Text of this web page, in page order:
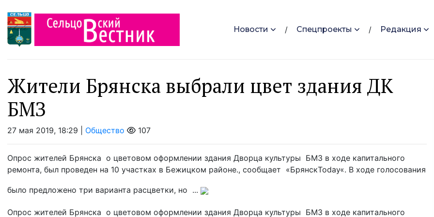
Новости Спецпроекты Редакция
Жители Брянска выбрали цвет здания ДК
БМЗ
27 мая 2019, 18:29 | Общество 107
Опрос жителей Брянска о цветовом оформлении здания Дворца культуры БМЗ в ходе капитального
ремонта, был проведен на 10 участках в Бежицком районе., сообщает «БрянскToday«. В ходе голосования
было предложено три варианта расцветки, но ...
Опрос жителей Брянска о цветовом оформлении здания Дворца культуры БМЗ в ходе капитального